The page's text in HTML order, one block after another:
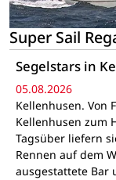
Super Sail
Segelstars in
05.08.2026
Kellenhusen. Von
Kellenhusen zum
Tagsüber liefern
Rennen auf dem
ausgestattete Bar